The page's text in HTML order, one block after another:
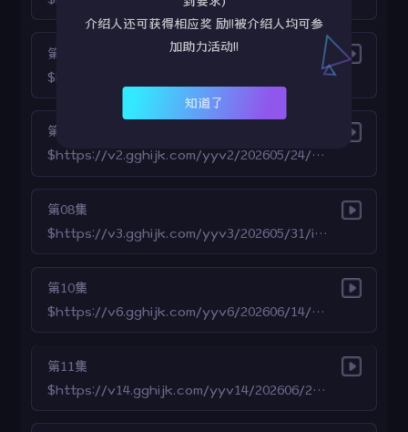
第06集
$https://v2.gghijk.com/yyv2/202605/17/tmQagYXMVT24/video/index.m3u8
第07集
$https://v2.gghijk.com/yyv2/202605/24/8Ys3SNCkkp19/video/index.m3u8
第08集
$https://v3.gghijk.com/yyv3/202605/31/idnRzXkFKU24/video/index.m3u8
第10集
$https://v6.gghijk.com/yyv6/202606/14/sZP7wSnDMU27/video/index.m3u8
第11集
$https://v14.gghijk.com/yyv14/202606/21/4ccLGDD44027/video/index.m3u8
介绍人还可获得相应奖 励!!被介绍人均可参
加助力活动!!
知道了